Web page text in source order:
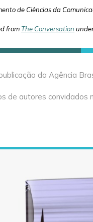
de Ciências da
from The Conversation
da Agência
de autores convidados